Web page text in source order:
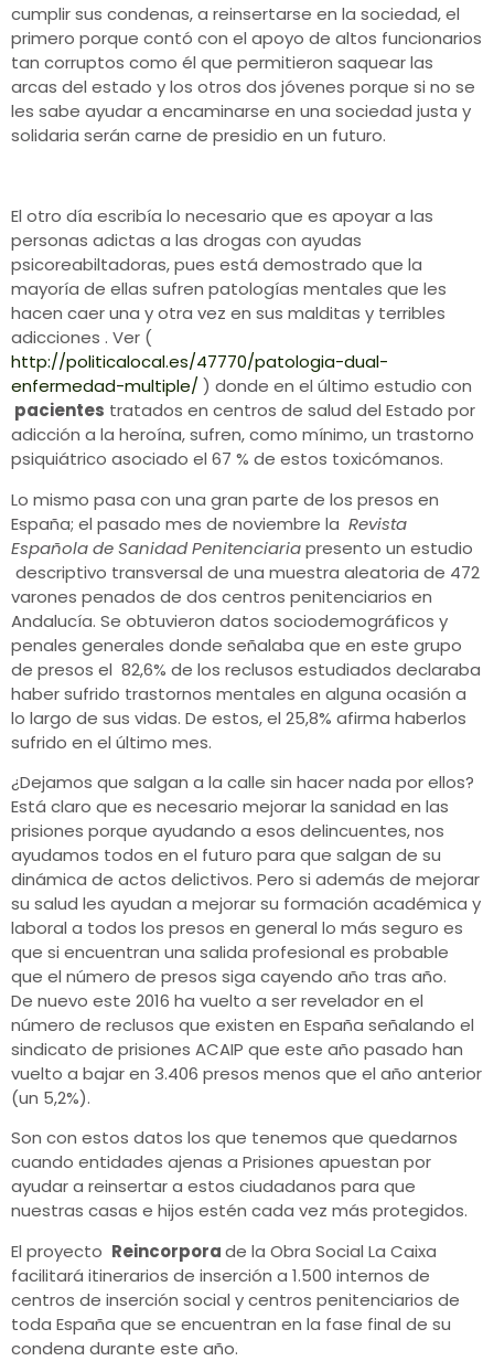
cumplir sus condenas, a reinsertarse en la sociedad, el
primero porque contó con el apoyo de altos funcionarios
tan corruptos como él que permitieron saquear las
arcas del estado y los otros dos jóvenes porque si no se
les sabe ayudar a encaminarse en una sociedad justa y
solidaria serán carne de presidio en un futuro.
El otro día escribía lo necesario que es apoyar a las
personas adictas a las drogas con ayudas
psicoreabiltadoras, pues está demostrado que la
mayoría de ellas sufren patologías mentales que les
hacen caer una y otra vez en sus malditas y terribles
adicciones . Ver (
http://politicalocal.es/47770/patologia-dual-
enfermedad-multiple/ ) donde en el último estudio con
pacientes tratados en centros de salud del Estado por
adicción a la heroína, sufren, como mínimo, un trastorno
psiquiátrico asociado el 67 % de estos toxicómanos.
Lo mismo pasa con una gran parte de los presos en
España; el pasado mes de noviembre la Revista
Española de Sanidad Penitenciariapresento un estudio
descriptivo transversal de una muestra aleatoria de 472
varones penados de dos centros penitenciarios en
Andalucía. Se obtuvieron datos sociodemográficos y
penales generales donde señalaba que en este grupo
de presos el 82,6% de los reclusos estudiados declaraba
haber sufrido trastornos mentales en alguna ocasión a
lo largo de sus vidas. De estos, el 25,8% afirma haberlos
sufrido en el último mes.
¿Dejamos que salgan a la calle sin hacer nada por ellos?
Está claro que es necesario mejorar la sanidad en las
prisiones porque ayudando a esos delincuentes, nos
ayudamos todos en el futuro para que salgan de su
dinámica de actos delictivos. Pero si además de mejorar
su salud les ayudan a mejorar su formación académica y
laboral a todos los presos en general lo más seguro es
que si encuentran una salida profesional es probable
que el número de presos siga cayendo año tras año.
De nuevo este 2016 ha vuelto a ser revelador en el
número de reclusos que existen en España señalando el
sindicato de prisiones ACAIP que este año pasado han
vuelto a bajar en 3.406 presos menos que el año anterior
(un 5,2%).
Son con estos datos los que tenemos que quedarnos
cuando entidades ajenas a Prisiones apuestan por
ayudar a reinsertar a estos ciudadanos para que
nuestras casas e hijos estén cada vez más protegidos.
El proyecto Reincorporade la Obra Social La Caixa
facilitará itinerarios de inserción a 1.500 internos de
centros de inserción social y centros penitenciarios de
toda España que se encuentran en la fase final de su
condena durante este año.